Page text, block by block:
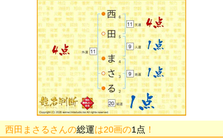
西田まさるさんの総運は20画の1点 ！